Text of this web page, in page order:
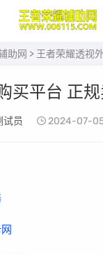
助网 > 王者荣耀透视
买平台 正
试员 2024-07-